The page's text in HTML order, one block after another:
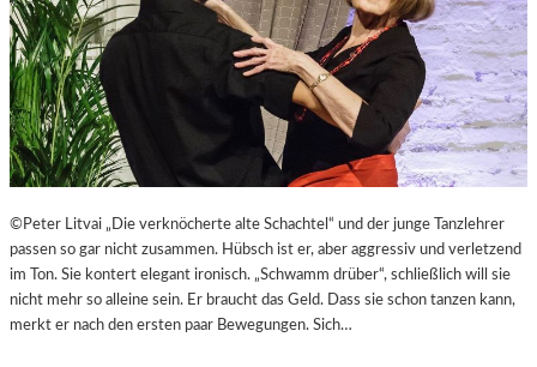
T
L
E
R
I
N
E
N
I
N
D
E
©Peter Litvai „Die verknöcherte alte Schachtel“ und der junge Tanzlehrer
passen so gar nicht zusammen. Hübsch ist er, aber aggressiv und verletzend
im Ton. Sie kontert elegant ironisch. „Schwamm drüber“, schließlich will sie
nicht mehr so alleine sein. Er braucht das Geld. Dass sie schon tanzen kann,
merkt er nach den ersten paar Bewegungen. Sich…